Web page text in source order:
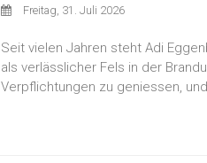
Freitag, 31. Juli 2026
Seit vielen Jahren steht Adi
als verlässlicher Fels in der
Verpflichtungen zu geniessen,